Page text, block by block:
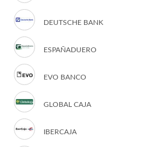
DEUTSCHE BANK
ESPAÑADUERO
EVO BANCO
GLOBAL CAJA
IBERCAJA